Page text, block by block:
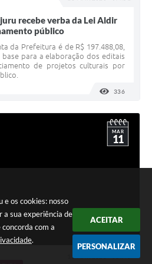
e os cookies: nosso
a sua experiência de
com a
.
ACEITAR
PERSONALIZAR
recebe verba da Lei Aldir
público
da Prefeitura é de R$ 197.488,08,
para a elaboração dos editais
de projetos culturais por
336
11 MAR 2026 - 08h40
MAR
11